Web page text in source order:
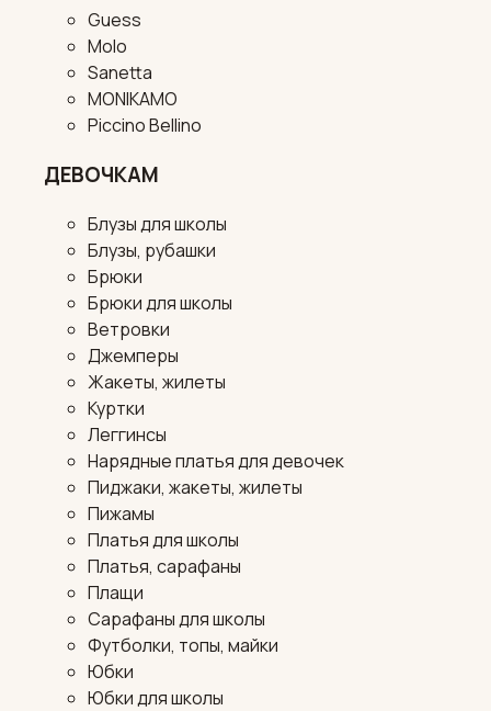
Guess
Molo
Sanetta
MONIKAMO
Piccino Bellino
ДЕВОЧКАМ
Блузы для школы
Блузы, рубашки
Брюки
Брюки для школы
Ветровки
Джемперы
Жакеты, жилеты
Куртки
Леггинсы
Нарядные платья для девочек
Пиджаки, жакеты, жилеты
Пижамы
Платья для школы
Платья, сарафаны
Плащи
Сарафаны для школы
Футболки, топы, майки
Юбки
Юбки для школы